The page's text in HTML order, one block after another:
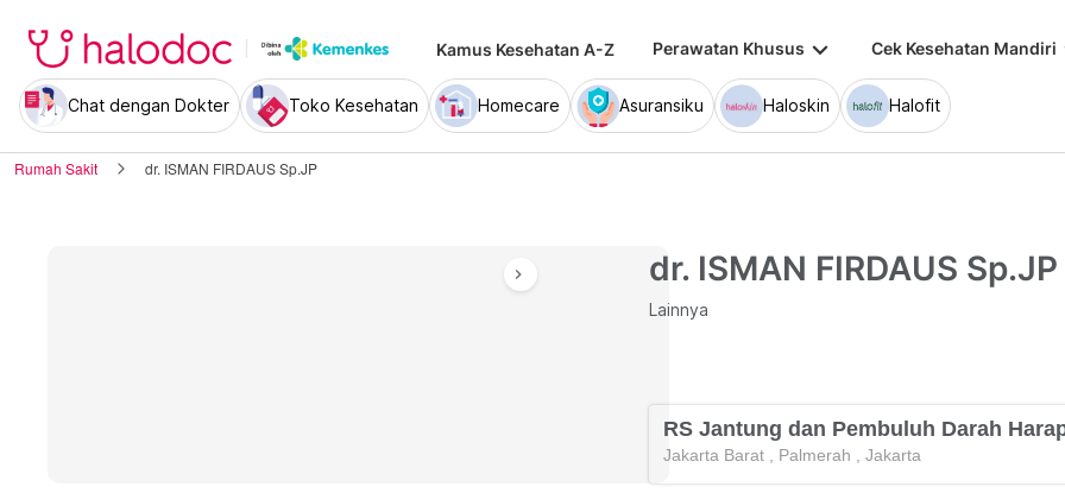
Kamus Kesehatan A-Z Perawatan Khusus keyboard_arrow_down Cek Kesehatan Mandiri
Chat dengan Dokter Toko Kesehatan Homecare Asuransiku Haloskin Halofit
Rumah Sakit dr. ISMAN FIRDAUS Sp.JP
chevron_right dr. ISMAN FIRDAUS Sp.JP
Lainnya
RS Jantung dan Pembuluh Darah
Jakarta Barat Palmerah Jakarta